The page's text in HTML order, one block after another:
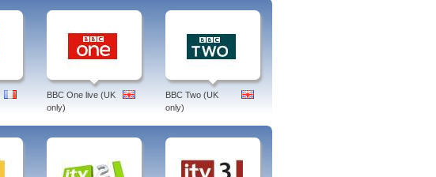
BBC One live (UK
only)
BBC Two (UK
only)